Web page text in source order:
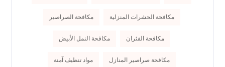
مكافحة الحشرات المنزلية مكافحة الصراصير
مكافحة الفئران مكافحة النمل الأبيض
مكافحة صراصير المنازل مواد تنظيف آمنة